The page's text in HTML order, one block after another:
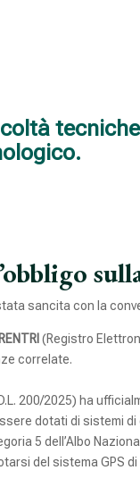
sancita con la
RENTRI (Registro
correlate.
200/2025) ha
dotati di sistemi
5 dell’Albo
del sistema GPS